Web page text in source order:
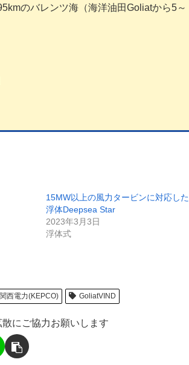
のバレンツ海（海洋油田Goliatから5～
15MW以上の風力タービンに対応した
浮体Deepsea Star
2023年3月3日
浮体式
関西電力(KEPCO) GoliatVIND
にご協力お願いします